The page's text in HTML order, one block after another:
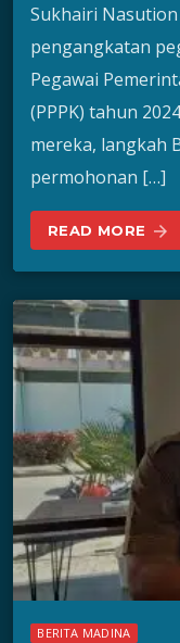
Sukhairi
pengangkatan
Pegawai
(PPPK) tahun
mereka, langkah
permohonan […]
READ MORE arrow_forward
BERITA MADINA